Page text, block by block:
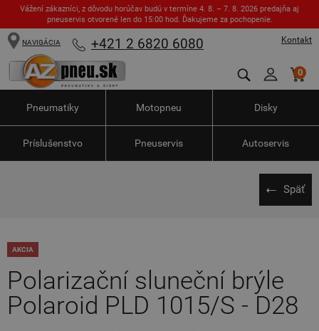
Vážení zákazníci, z dôvodu horúčav budú v termíne 4. 8. – 7. 8. 2026 predajňa aj
pneuservis otvorené len do 15:00 hod. Ďakujeme za pochopenie.
Kontakt
NAVIGÁCIA +421 2 6820 6080
0
Pneumatiky Motopneu Disky
Príslušenstvo Pneuservis Autoservis
Späť
AKCIA
Polarizační sluneční brýle
Polaroid PLD 1015/S - D28